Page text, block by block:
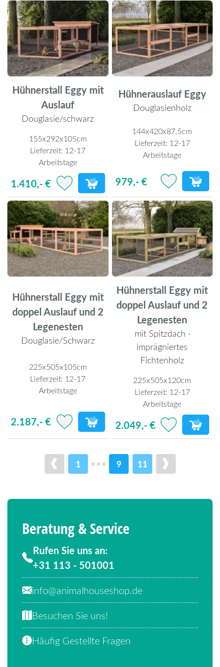
Beratung & Service
Rufen Sie uns an:
+31 113 - 501001
info@animalhouseshop.de
Besuchen Sie uns!
Häufig Gestellte Fragen
Hühnerstall Eggy mit
Auslauf
Douglasie/schwarz
155x292x105cm
Lieferzeit: 12-17
Arbeitstage
1.410,- €
Hühnerauslauf Eggy
Douglasienholz
144x420x87,5cm
Lieferzeit: 12-17
Arbeitstage
979,- €
Hühnerstall Eggy mit
doppel Auslauf und 2
Legenesten
Douglasie/Schwarz
225x505x105cm
Lieferzeit: 12-17
Arbeitstage
2.187,- €
Hühnerstall Eggy mit
doppel Auslauf und 2
Legenesten
mit Spitzdach ·
imprägniertes
Fichtenholz
225x505x120cm
Lieferzeit: 12-17
Arbeitstage
2.049,- €
1 9 11